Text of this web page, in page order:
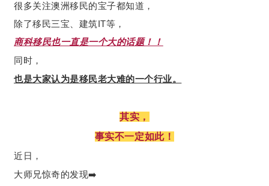
很多关注澳洲移民的宝子都知道，
除了移民三宝、建筑IT等，
商科移民也一直是一个大的话题！！
同时，
也是大家认为是移民老大难的一个行业。
其实，
事实不一定如此！
近日，
大师兄惊奇的发现➡️